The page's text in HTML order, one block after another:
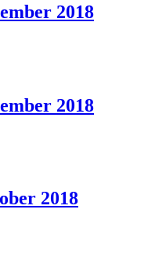
2018
2018
2018